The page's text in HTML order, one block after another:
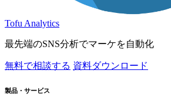
Tofu Analytics
最先端のSNS分析でマーケを自動化
無料で相談する 資料ダウンロード
製品・サービス